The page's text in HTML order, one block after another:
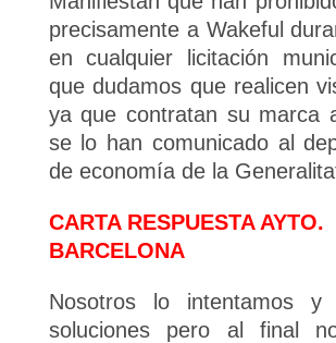
precisamente a Wakeful
en cualquier licitación
que dudamos que realicen
ya que contratan su marca
se lo han comunicado al
de economía de la
CARTA RESPUESTA AYTO.
BARCELONA
Nosotros lo intentamos y
soluciones pero al final